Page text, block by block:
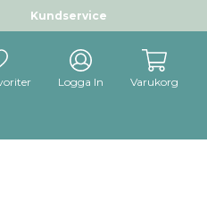
Kundservice
Logga In Varukorg